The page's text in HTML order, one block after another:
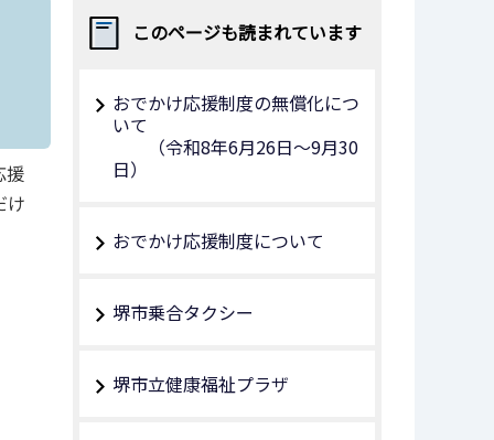
援
け
このページも読まれています
おでかけ応援制度の無償化につ
いて
（令和8年6月26日～9月30
日）
おでかけ応援制度について
堺市乗合タクシー
堺市立健康福祉プラザ